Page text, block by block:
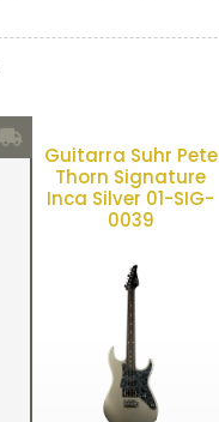
Guitarra Suhr Pete
Thorn Signature
Inca Silver 01-SIG-
0039